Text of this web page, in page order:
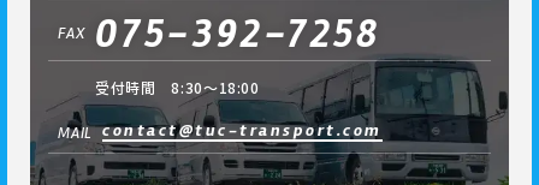
FAX 075-392-7258
受付時間 8:30～18:00
MAIL contact@tuc-transport.com